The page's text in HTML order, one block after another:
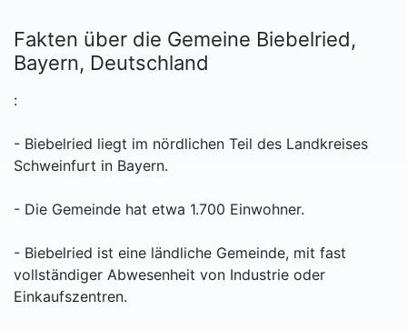
Fakten über die Gemeine Biebelried,
Bayern, Deutschland
:
- Biebelried liegt im nördlichen Teil des Landkreises
Schweinfurt in Bayern.
- Die Gemeinde hat etwa 1.700 Einwohner.
- Biebelried ist eine ländliche Gemeinde, mit fast
vollständiger Abwesenheit von Industrie oder
Einkaufszentren.